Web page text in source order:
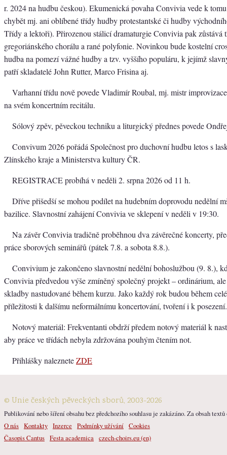
r. 2024 na hudbu českou). Ekumenická povaha Convivia vede k
chybět mj. ani oblíbené třídy hudby protestantské či hudby
Třídy a lektoři). Přirozenou stálicí dramaturgie Convivia pak zůstává
gregoriánského chorálu a rané polyfonie. Novinkou bude kostelní
hudba na pomezí vážné hudby a tzv. vyššího populáru, k jejímž
patří skladatelé John Rutter, Marco Frisina aj.
Varhanní třídu nově povede Vladimír Roubal, mj. mistr
na svém koncertním recitálu.
Sólový zpěv, pěveckou techniku a liturgický přednes povede
Convivum 2026 pořádá Společnost pro duchovní hudbu letos s
Zlínského kraje a Ministerstva kultury ČR.
REGISTRACE probíhá v neděli 2. srpna 2026 od 11 h.
Dříve přišedší se mohou podílet na hudebním doprovodu nedělní
bazilice. Slavnostní zahájení Convivia ve sklepení v neděli v 19:30.
Na závěr Convivia tradičně proběhnou dva závěrečné koncerty,
práce sborových seminářů (pátek 7.8. a sobota 8.8.).
Convivium je zakončeno slavnostní nedělní bohoslužbou (9. 8.),
Convivia předvedou výše zmíněný společný projekt – ordinárium,
skladby nastudované během kurzu. Jako každý rok budou během
příležitosti k dalšímu neformálnímu koncertování, tvoření i k posezení.
Notový materiál: Frekventanti obdrží předem notový materiál k
aby práce ve třídách nebyla zdržována pouhým čtením not.
Přihlášky nalezneteZDE
© Unie českých pěveckých sborů, 2003-2026
Publikování nebo šíření obsahu bez předchozího souhlasu je zakázáno. Za obsah
O nás Kontakty Inzerce Podmínky užívání Cookies
Časopis Cantus Festa academica czech-choirs.eu (en)